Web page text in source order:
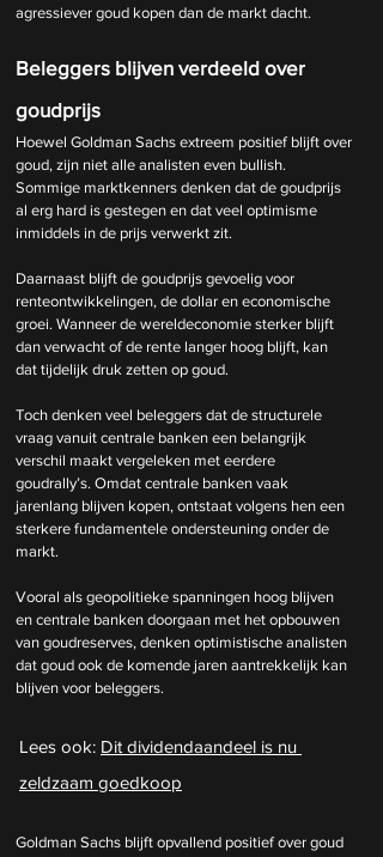
agressiever goud kopen dan de markt dacht.
Beleggers blijven verdeeld over
goudprijs
Hoewel Goldman Sachs extreem positief blijft over
goud, zijn niet alle analisten even bullish.
Sommige marktkenners denken dat de goudprijs
al erg hard is gestegen en dat veel optimisme
inmiddels in de prijs verwerkt zit.
Daarnaast blijft de goudprijs gevoelig voor
renteontwikkelingen, de dollar en economische
groei. Wanneer de wereldeconomie sterker blijft
dan verwacht of de rente langer hoog blijft, kan
dat tijdelijk druk zetten op goud.
Toch denken veel beleggers dat de structurele
vraag vanuit centrale banken een belangrijk
verschil maakt vergeleken met eerdere
goudrally’s. Omdat centrale banken vaak
jarenlang blijven kopen, ontstaat volgens hen een
sterkere fundamentele ondersteuning onder de
markt.
Vooral als geopolitieke spanningen hoog blijven
en centrale banken doorgaan met het opbouwen
van goudreserves, denken optimistische analisten
dat goud ook de komende jaren aantrekkelijk kan
blijven voor beleggers.
Lees ook: Dit dividendaandeel is nu
zeldzaam goedkoop
Goldman Sachs blijft opvallend positief over goud